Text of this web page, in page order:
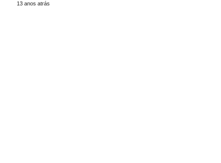
13 anos atrás